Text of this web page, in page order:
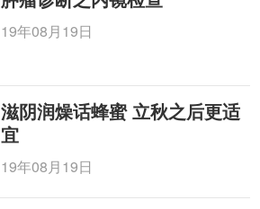
19年08月19日
滋阴润燥话蜂蜜 立秋之后更适
宜
19年08月19日